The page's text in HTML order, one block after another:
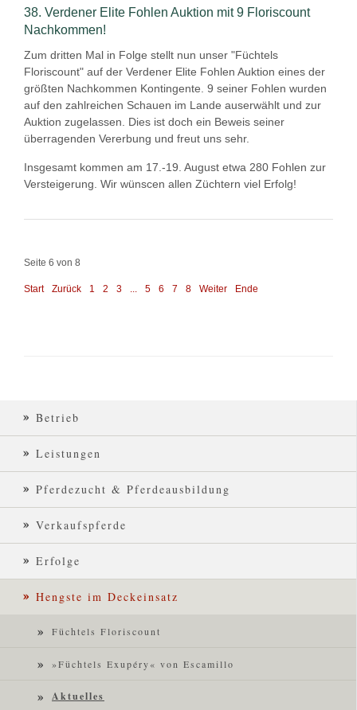
38. Verdener Elite Fohlen Auktion mit 9 Floriscount
Nachkommen!
Zum dritten Mal in Folge stellt nun unser "Füchtels
Floriscount" auf der Verdener Elite Fohlen Auktion eines der
größten Nachkommen Kontingente. 9 seiner Fohlen wurden
auf den zahlreichen Schauen im Lande auserwählt und zur
Auktion zugelassen. Dies ist doch ein Beweis seiner
überragenden Vererbung und freut uns sehr.
Insgesamt kommen am 17.-19. August etwa 280 Fohlen zur
Versteigerung. Wir wünscen allen Züchtern viel Erfolg!
Seite 6 von 8
Start Zurück 1 2 3 ... 5 6 7 8 Weiter Ende
Betrieb
Leistungen
Pferdezucht & Pferdeausbildung
Verkaufspferde
Erfolge
Hengste im Deckeinsatz
Füchtels Floriscount
»Füchtels Exupéry« von Escamillo
Aktuelles